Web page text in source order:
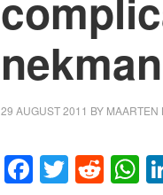
29 AUGUST 2011 BY MAARTEN
Facebook
Twitter